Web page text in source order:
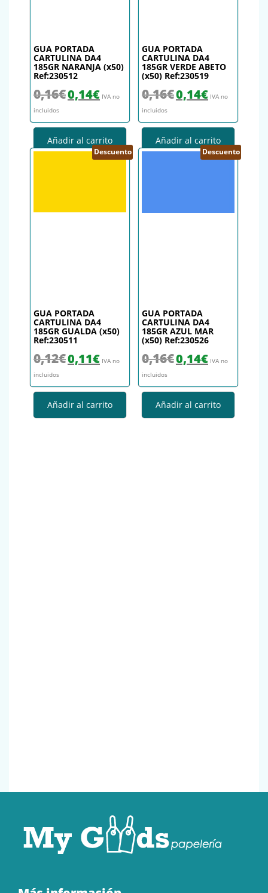
GUA PORTADA
CARTULINA DA4
185GR NARANJA (x50)
Ref:230512
0,16€ El precio original era: 0,16€.
0,14€El precio actual es: 0,14€.
IVA no
incluidos
Añadir al carrito
GUA PORTADA
CARTULINA DA4
185GR VERDE ABETO
(x50) Ref:230519
0,16€ El precio original era: 0,16€.
0,14€El precio actual
IVA no
incluidos
Añadir al carrito
Descuento
GUA PORTADA
CARTULINA DA4
185GR GUALDA (x50)
Ref:230511
0,12€ El precio original era: 0,12€.
0,11€El precio actual es: 0,11€.
IVA no
incluidos
Añadir al carrito
Descuento
GUA PORTADA
CARTULINA DA4
185GR AZUL MAR
(x50) Ref:230526
0,16€ El precio original era: 0,16€.
0,14€El precio actual
IVA no
incluidos
Añadir al carrito